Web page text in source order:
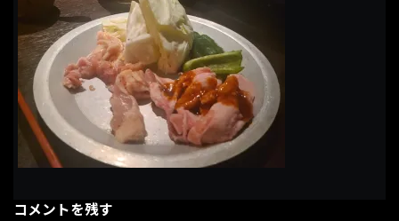
時
:
コメントを残す